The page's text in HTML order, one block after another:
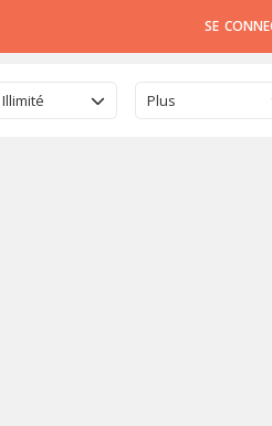
SE
Illimité Plus